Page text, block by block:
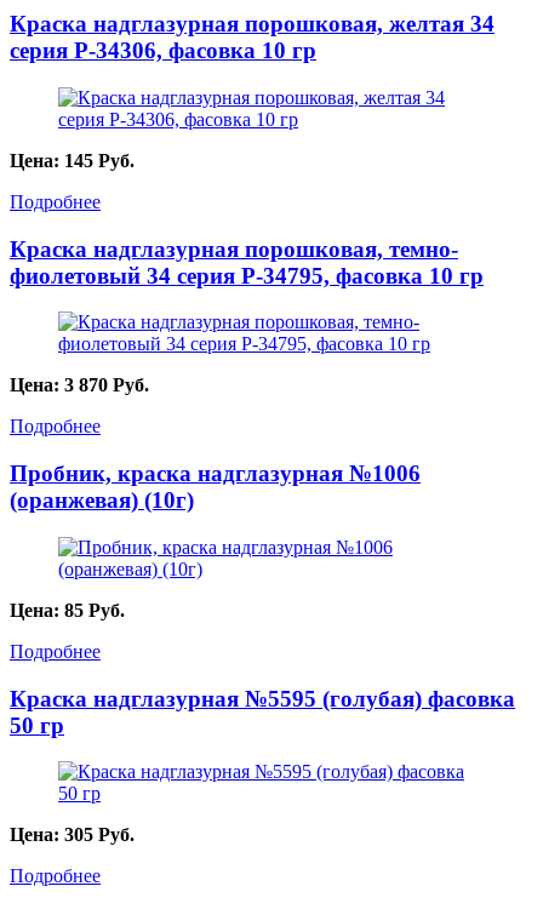
Краска надглазурная порошковая, желтая 34
серия P-34306, фасовка 10 гр
Цена: 145 Руб.
Подробнее
Краска надглазурная порошковая, темно-
фиолетовый 34 серия P-34795, фасовка 10 гр
Цена: 3 870 Руб.
Подробнее
Пробник, краска надглазурная №1006
(оранжевая) (10г)
Цена: 85 Руб.
Подробнее
Краска надглазурная №5595 (голубая) фасовка
50 гр
Цена: 305 Руб.
Подробнее